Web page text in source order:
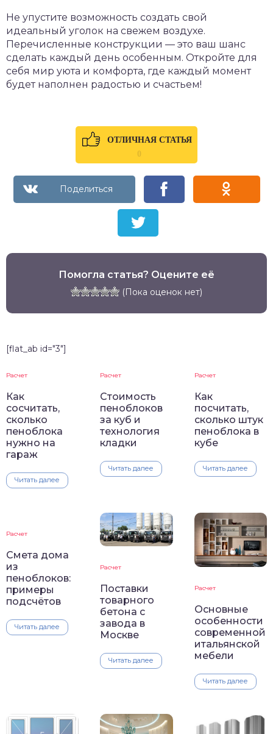
Не упустите возможность создать свой
идеальный уголок на свежем воздухе.
Перечисленные конструкции — это ваш шанс
сделать каждый день особенным. Откройте для
себя мир уюта и комфорта, где каждый момент
будет наполнен радостью и счастьем!
ОТЛИЧНАЯ СТАТЬЯ
0
Помогла статья? Оцените её
(Пока оценок нет)
[flat_ab id="3"]
Расчет
Как
сосчитать,
сколько
пеноблока
нужно на
гараж
Читать далее
Расчет
Стоимость
пеноблоков
за куб и
технология
кладки
Читать далее
Расчет
Как
посчитать,
сколько штук
пеноблока в
кубе
Читать далее
Расчет
Смета дома
из
пеноблоков:
примеры
подсчётов
Читать далее
Расчет
Поставки
товарного
бетона с
завода в
Москве
Читать далее
Расчет
Основные
особенности
современной
итальянской
мебели
Читать далее